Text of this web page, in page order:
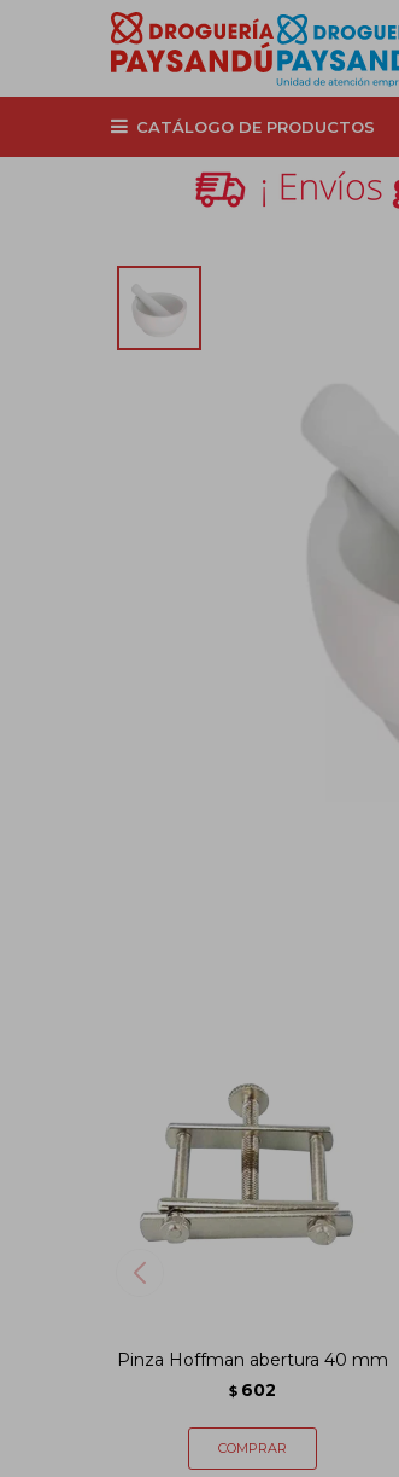
CATÁLOGO DE PRODUCTOS
Pinza Hoffman abertura 40 mm
$ 602